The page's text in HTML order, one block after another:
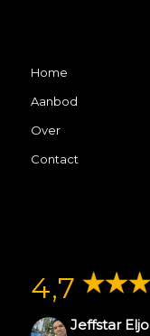
Home
Aanbod
Over
Contact
4,7
Jeffstar